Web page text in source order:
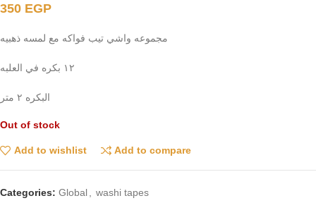
350 EGP
مجموعه واشي تيب فواكه مع لمسه ذهبيه
١٢ بكره في العلبه
البكره ٢ متر
Out of stock
Add to wishlist Add to compare
Categories: Global washi tapes